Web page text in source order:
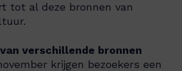
tot al deze bronnen van
verschillende bronnen
krijgen bezoekers een